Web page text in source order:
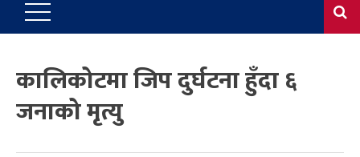
कालिकोटमा जिप दुर्घटना हुँदा ६
जनाको मृत्यु